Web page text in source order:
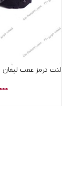
لنت ترمز عقب لیفان 820 PARS